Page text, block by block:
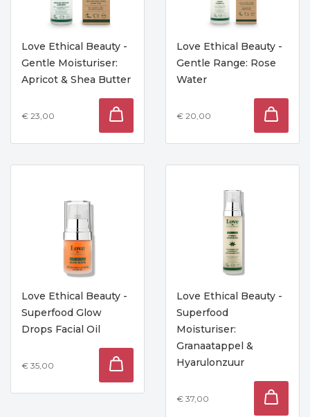
Love Ethical Beauty -
Gentle Moisturiser:
Apricot & Shea Butter
€ 23,00
Love Ethical Beauty -
Gentle Range: Rose
Water
€ 20,00
Love Ethical Beauty -
Superfood Glow
Drops Facial Oil
€ 35,00
Love Ethical Beauty -
Superfood
Moisturiser:
Granaatappel &
Hyarulonzuur
€ 37,00